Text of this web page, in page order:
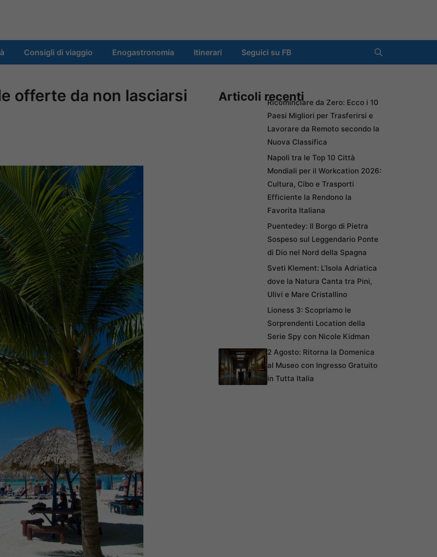
Consigli di viaggio Enogastronomia Itinerari Seguici su FB
offerte da non lasciarsi Articoli recentiRicominciare da Zero: Ecco i 10
Paesi Migliori per Trasferirsi e
Lavorare da Remoto secondo la
Nuova Classifica
Napoli tra le Top 10 Città
Mondiali per il Workcation 2026:
Cultura, Cibo e Trasporti
Efficiente la Rendono la
Favorita Italiana
Puentedey: Il Borgo di Pietra
Sospeso sul Leggendario Ponte
di Dio nel Nord della Spagna
Sveti Klement: L’Isola Adriatica
dove la Natura Canta tra Pini,
Ulivi e Mare Cristallino
Lioness 3: Scopriamo le
Sorprendenti Location della
Serie Spy con Nicole Kidman
2 Agosto: Ritorna la Domenica
al Museo con Ingresso Gratuito
in Tutta Italia